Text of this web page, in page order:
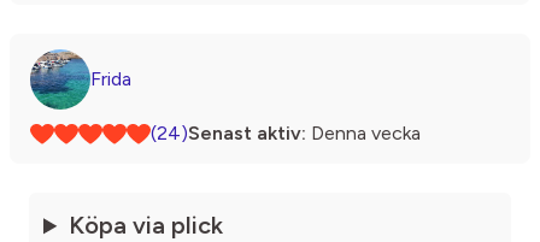
Frida
(24)Senast aktiv: Denna vecka
Köpa via plick